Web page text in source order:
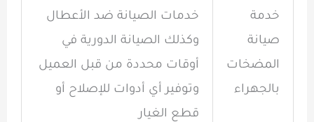
خدمة
صيانة
المضخات
بالجهراء
خدمات الصيانة ضد الأعطال
وكذلك الصيانة الدورية في
أوقات محددة من قبل العميل
وتوفير أي أدوات للإصلاح أو
قطع الغيار